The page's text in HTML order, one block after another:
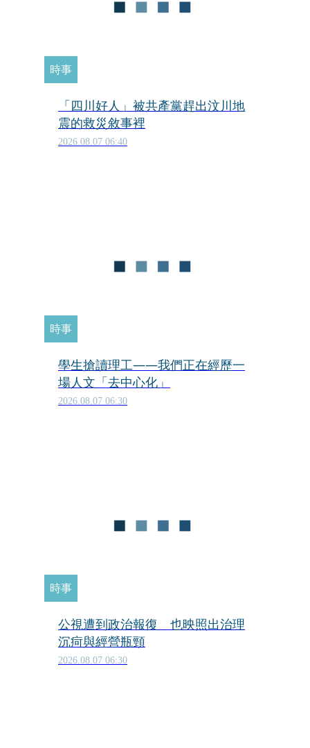
時事
「四川好人」被共產黨趕出汶川地
震的救災敘事裡
2026.08.07 06:40
時事
學生搶讀理工——我們正在經歷一
場人文「去中心化」
2026.08.07 06:30
時事
公視遭到政治報復 也映照出治理
沉疴與經營瓶頸
2026.08.07 06:30